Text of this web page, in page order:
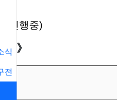
식
전
진행중)
》